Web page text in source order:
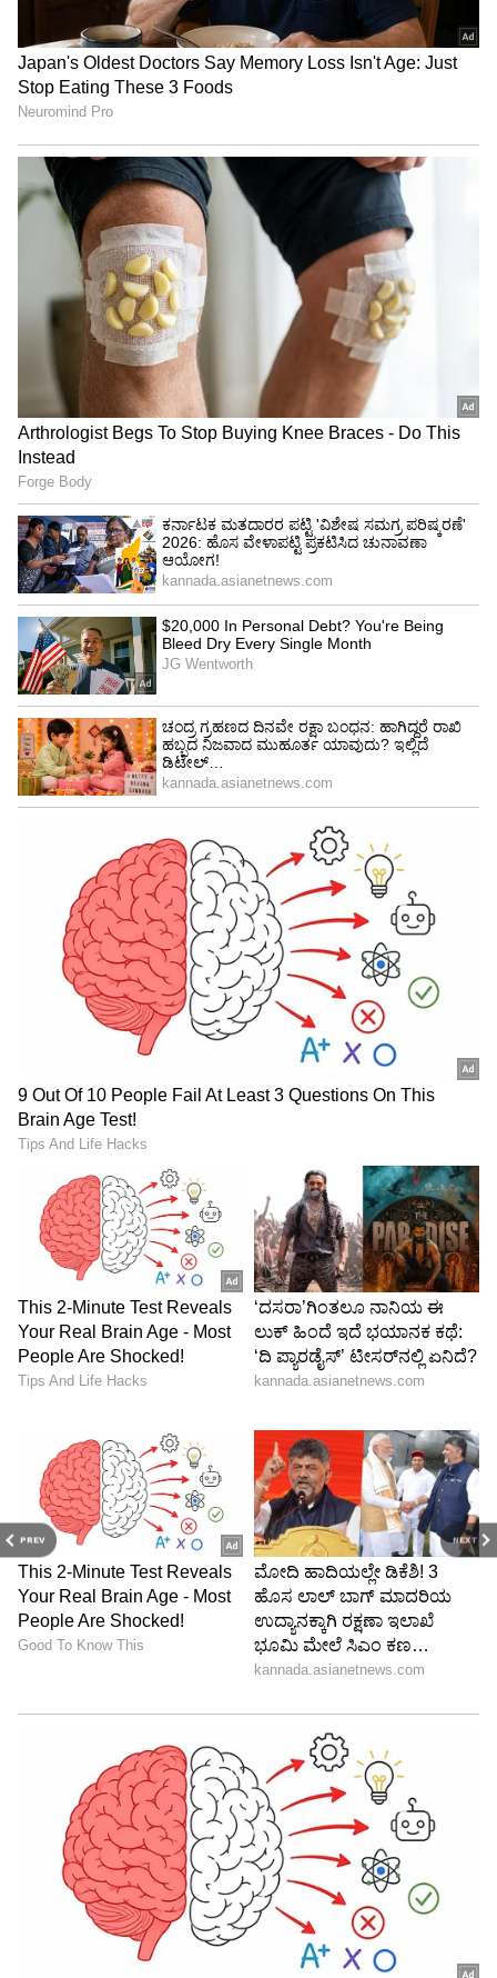
PREV NEXT
ಇಂಧನ ಕೊರತೆ ವದಂತಿ: ಕೇಂದ್ರ ಪೆಟ್ರೋಲಿಯಂ
ಸಚಿವಾಲಯದ ಸ್ಪಷ್ಟನೆ
ಮಧ್ಯಪ್ರಾಚ್ಯ ಯುದ್ಧದ ಹಿನ್ನೆಲೆಯಲ್ಲಿ ದೇಶದಲ್ಲಿ ಪೆಟ್ರೋಲ್
ಮತ್ತು ಡೀಸೆಲ್ ಕೊರತೆ ಎದುರಾಗಲಿದೆ ಎಂಬ ವದಂತಿಗಳು
ಶುಕ್ರವಾರ ಸೋಷಿಯಲ್ ಮೀಡಿಯಾದಲ್ಲಿ ಹರಿದಾಡಿದ್ದವು.
ಇದಕ್ಕೆ ತಕ್ಷಣವೇ ಕೌಂಟರ್ ನೀಡಿರುವ ಕೇಂದ್ರ ಪೆಟ್ರೋಲಿಯಂ
ಮತ್ತು ನೈಸರ್ಗಿಕ ಅನಿಲ ಸಚಿವಾಲಯವು, "ದೇಶಾದ್ಯಂತ
ಇಂಧನ ಪೂರೈಕೆ ಸಂಪೂರ್ಣ ಸ್ಥಿರವಾಗಿದೆ ಮತ್ತು ಭಾರತದಲ್ಲಿ
ಅಗತ್ಯವಿರುವಷ್ಟು ಪೆಟ್ರೋಲ್-ಡೀಸೆಲ್ ದಾಸ್ತಾನು ಇದೆ.
ಸಾರ್ವಜನಿಕರು ಆತಂಕಗೊಂಡು ಅನಗತ್ಯವಾಗಿ ಇಂಧನ
ಸಂಗ್ರಹಣೆ (Panic Buying) ಮಾಡಬಾರದು. ಕೆಲವು
ಪೆಟ್ರೋಲ್ ಬಂಕ್‌ಗಳಲ್ಲಿ ಕಂಡುಬಂದಿರುವ ತಾತ್ಕಾಲಿಕ
ಒತ್ತಡವನ್ನು ತೈಲ ಮಾರಾಟ ಕಂಪನಿಗಳು (OMCs) ನಿರಂತರ
ಉಸ್ತುವಾರಿ ಮತ್ತು ಸಮನ್ವಯದ ವಿತರಣೆಯ ಮೂಲಕ
ಬಗೆಹರಿಸುತ್ತಿವೆ" ಎಂದು ಟ್ವೀಟ್ ಮೂಲಕ ಭರವಸೆ ನೀಡಿದೆ.